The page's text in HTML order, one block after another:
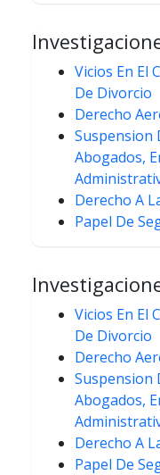
Vicios En El
De Divorcio
Derecho
Suspension
Abogados,
Derecho A
Papel De
Vicios En El
De Divorcio
Derecho
Suspension
Abogados,
Derecho A
Papel De